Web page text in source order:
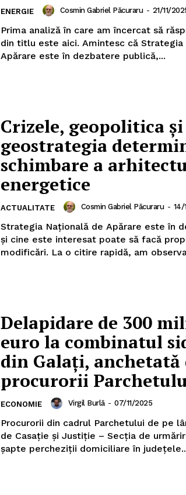
PRESShub
Despre noi / Echipa
Proiecte editoriale
ENERGIE Cosmin Gabriel Păcuraru - 21/11/
Prima analiză în care am încercat să
din titlu este aici. Amintesc că Strategia
Apărare este în dezbatere publică,...
Crizele, geopolitica și
geostrategia
schimbare a
energetice
ACTUALITATE Cosmin Gabriel Păcuraru - 14/
Strategia Națională de Apărare este în
și cine este interesat poate să facă
modificări. La o citire rapidă, am
Delapidare de 300
euro la combinatul
din Galați, anchetată
procurorii
ECONOMIE Virgil Burlă - 07/11/2025
Procurorii din cadrul Parchetului de pe
de Casație și Justiție – Secția de
șapte percheziţii domiciliare în